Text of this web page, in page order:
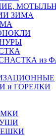
ЗИМА
из
и ГОРЕЛКИ